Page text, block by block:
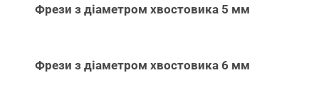
Фрези з діаметром хвостовика 5 мм
Фрези з діаметром хвостовика 6 мм